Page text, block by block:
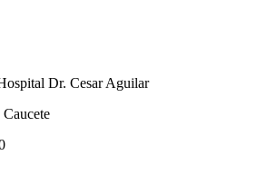
Dr. Cesar Aguilar